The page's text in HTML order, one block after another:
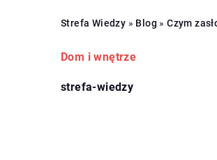
Strefa Wiedzy » Blog »Czym
Dom i wnętrze
strefa-wiedzy